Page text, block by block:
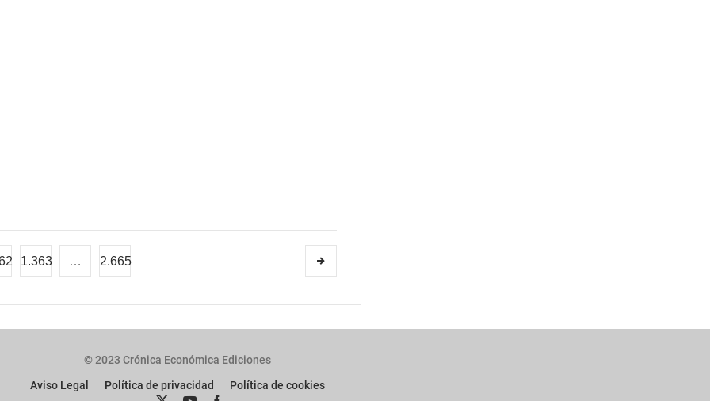
1.363 … 2.665
© 2023 Crónica Económica Ediciones
Aviso Legal
Política de privacidad Política de cookies